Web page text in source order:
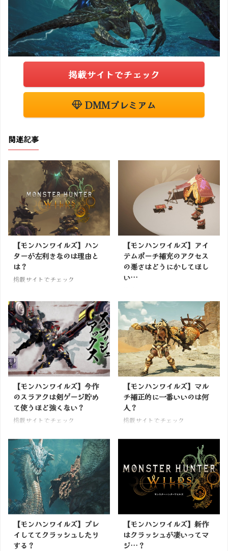
掲載サイトでチェック
DMMプレミアム
関連記事
【モンハンワイルズ】ハン
ターが左利きなのは理由と
は？
掲載サイトでチェック
【モンハンワイルズ】アイ
テムポーチ補充のアクセス
の悪さはどうにかしてほし
い…
【モンハンワイルズ】今作
のスラアクは剣ゲージ貯め
て使うほど強くない？
掲載サイトでチェック
【モンハンワイルズ】マル
チ補正的に一番いいのは何
人？
掲載サイトでチェック
【モンハンワイルズ】プレ
イしててクラッシュしたり
する？
【モンハンワイルズ】新作
はクラッシュが凄いってマ
ジ…？